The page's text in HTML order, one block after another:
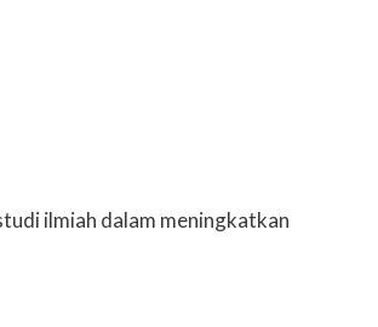
ilmiah dalam meningkatkan